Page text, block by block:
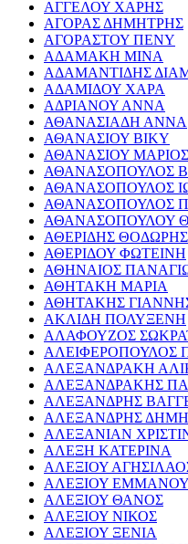
ΑΓΓΕΛΟΥ ΧΑΡΗΣ
ΑΓΟΡΑΣ ΔΗΜΗΤΡΗΣ
ΑΓΟΡΑΣΤΟΥ ΠΕΝΥ
ΑΔΑΜΑΚΗ ΜΙΝΑ
ΑΔΑΜΑΝΤΙΔΗΣ
ΑΔΑΜΙΔΟΥ ΧΑΡΑ
ΑΔΡΙΑΝΟΥ ΑΝΝΑ
ΑΘΑΝΑΣΙΑΔΗ ΑΝΝΑ
ΑΘΑΝΑΣΙΟΥ ΒΙΚΥ
ΑΘΑΝΑΣΙΟΥ ΜΑΡΙΟΣ
ΑΘΑΝΑΣΟΠΟΥΛΟΣ
ΑΘΑΝΑΣΟΠΟΥΛΟΣ
ΑΘΑΝΑΣΟΠΟΥΛΟΣ
ΑΘΑΝΑΣΟΠΟΥΛΟΥ
ΑΘΕΡΙΔΗΣ ΘΟΔΩΡΗΣ
ΑΘΕΡΙΔΟΥ ΦΩΤΕΙΝΗ
ΑΘΗΝΑΙΟΣ
ΑΘΗΤΑΚΗ ΜΑΡΙΑ
ΑΘΗΤΑΚΗΣ
ΑΚΛΙΔΗ ΠΟΛΥΞΕΝΗ
ΑΛΑΦΟΥΖΟΣ
ΑΛΕΙΦΕΡΟΠΟΥΛΟΣ
ΑΛΕΞΑΝΔΡΑΚΗ
ΑΛΕΞΑΝΔΡΑΚΗΣ
ΑΛΕΞΑΝΔΡΗΣ
ΑΛΕΞΑΝΔΡΗΣ
ΑΛΕΞΑΝΙΑΝ
ΑΛΕΞΗ ΚΑΤΕΡΙΝΑ
ΑΛΕΞΙΟΥ
ΑΛΕΞΙΟΥ
ΑΛΕΞΙΟΥ ΘΑΝΟΣ
ΑΛΕΞΙΟΥ ΝΙΚΟΣ
ΑΛΕΞΙΟΥ ΞΕΝΙΑ